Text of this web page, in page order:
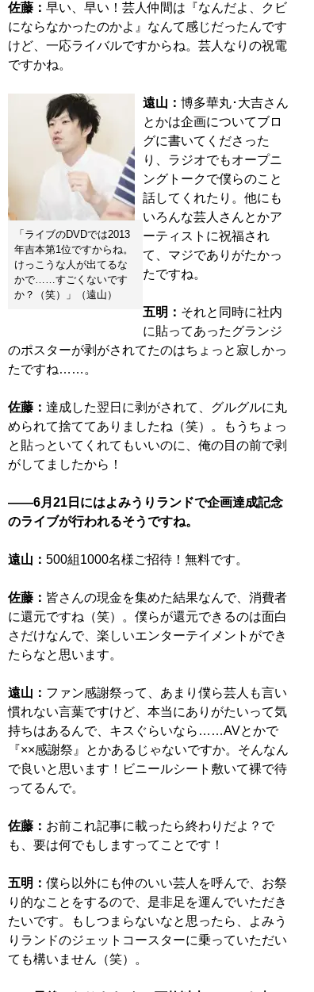
佐藤： 早い、早い！芸人仲間は『なんだよ、クビ
にならなかったのかよ』なんて感じだったんです
けど、一応ライバルですからね。芸人なりの祝電
ですかね。
「ライブのDVDでは2013
年吉本第1位ですからね。
けっこうな人が出てるな
かで……すごくないです
か？（笑）」（遠山）
遠山： 博多華丸･大吉さん
とかは企画についてブロ
グに書いてくださった
り、ラジオでもオープニ
ングトークで僕らのこと
話してくれたり。他にも
いろんな芸人さんとかア
ーティストに祝福され
て、マジでありがたかっ
たですね。
五明： それと同時に社内
に貼ってあったグランジ
のポスターが剥がされてたのはちょっと寂しかっ
たですね……。
佐藤： 達成した翌日に剥がされて、グルグルに丸
められて捨ててありましたね（笑）。もうちょっ
と貼っといてくれてもいいのに、俺の目の前で剥
がしてましたから！
――6月21日にはよみうりランドで企画達成記念
のライブが行われるそうですね。
遠山： 500組1000名様ご招待！無料です。
佐藤： 皆さんの現金を集めた結果なんで、消費者
に還元ですね（笑）。僕らが還元できるのは面白
さだけなんで、楽しいエンターテイメントができ
たらなと思います。
遠山： ファン感謝祭って、あまり僕ら芸人も言い
慣れない言葉ですけど、本当にありがたいって気
持ちはあるんで、キスぐらいなら……AVとかで
『××感謝祭』とかあるじゃないですか。そんなん
で良いと思います！ビニールシート敷いて裸で待
ってるんで。
佐藤： お前これ記事に載ったら終わりだよ？で
も、要は何でもしますってことです！
五明： 僕ら以外にも仲のいい芸人を呼んで、お祭
り的なことをするので、是非足を運んでいただき
たいです。もしつまらないなと思ったら、よみう
りランドのジェットコースターに乗っていただい
ても構いません（笑）。